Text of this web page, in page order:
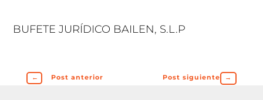
BUFETE JURÍDICO BAILEN, S.L.P
← Post anterior Post siguiente →